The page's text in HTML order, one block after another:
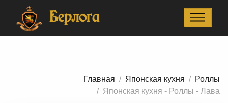
Берлога
Главная
Японская кухня - Роллы - Лава
Главная Японская кухня
Роллы
Японская кухня - Роллы - Лава